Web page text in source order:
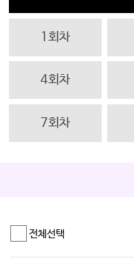
1회차
4회차
7회차
전체선택